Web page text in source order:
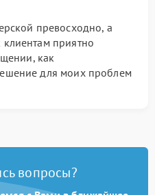
превосходно, а
приятно
как
для моих проблем
вопросы?